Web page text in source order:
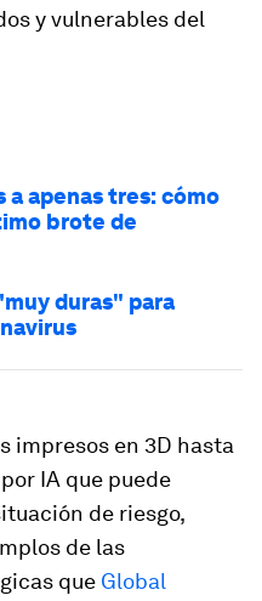
y vulnerables del
a apenas tres: cómo
brote de
duras" para
impresos en 3D hasta
IA que puede
de riesgo,
de las
que Global